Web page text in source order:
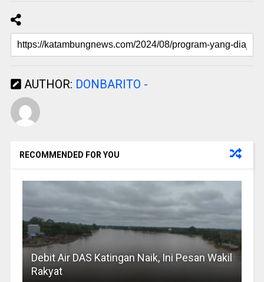
AUTHOR: DONBARITO -
RECOMMENDED FOR YOU
Debit Air DAS Katingan Naik, Ini Pesan Wakil
Rakyat